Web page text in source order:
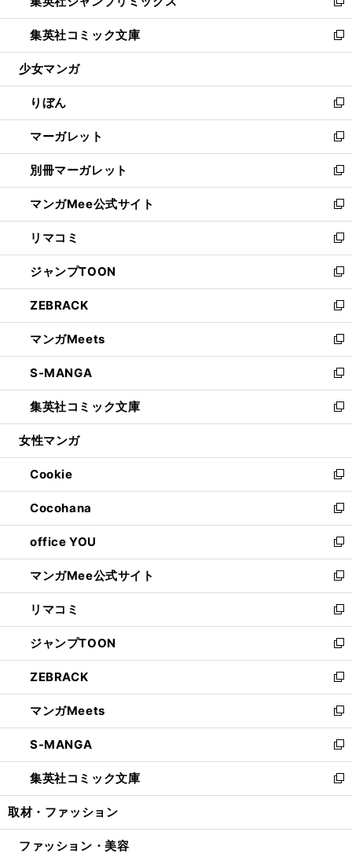
開
く
ウ
で
開
ィ
ン
ド
ウ
開
く
い
ウ
ィ
ン
ウ
で
開
く
新
し
い
ウ
ン
ド
ウ
で
開
く
集英社コミック文庫
新
し
ウ
ィ
ン
ド
ウ
で
開
く
少女マンガ
りぼん
新
し
い
ウ
ィ
ン
ド
ウ
で
開
く
マーガレット
新
し
い
ウ
ィ
ン
ド
ウ
で
開
く
別冊マーガレット
新
し
い
ウ
ィ
ン
ド
ウ
で
開
く
マンガMee公式サイト
新
し
い
ウ
ィ
ン
ド
ウ
で
開
く
リマコミ
新
し
い
ウ
ィ
ン
ド
ウ
で
開
く
ジャンプTOON
新
し
い
ウ
ィ
ン
ド
ウ
で
開
ZEBRACK
新
し
い
ウ
ィ
ン
ド
ウ
開
く
マンガMeets
新
し
い
ウ
ィ
ン
ウ
で
開
く
S-MANGA
新
し
い
ウ
ン
ド
ウ
で
開
く
集英社コミック文庫
新
し
ウ
ィ
ン
ド
ウ
で
開
く
女性マンガ
Cookie
新
し
い
ウ
ィ
ン
ド
ウ
で
開
く
Cocohana
新
し
い
ウ
ィ
ン
ド
ウ
で
開
く
office YOU
新
し
い
ウ
ィ
ン
ド
ウ
で
開
く
マンガMee公式サイト
新
し
い
ウ
ィ
ン
ド
ウ
で
開
く
リマコミ
新
し
い
ウ
ィ
ン
ド
ウ
で
開
く
ジャンプTOON
新
し
い
ウ
ィ
ン
ド
ウ
で
開
ZEBRACK
新
し
い
ウ
ィ
ン
ド
ウ
開
マンガMeets
新
し
い
ウ
ィ
ン
ウ
S-MANGA
新
し
い
ウ
ン
集英社コミック文庫
新
し
ウ
取材・ファッション
ファッション・美容